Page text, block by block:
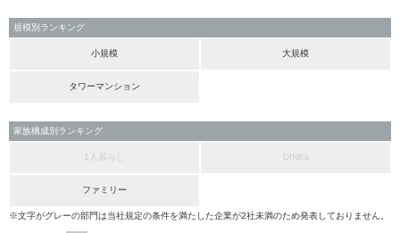
規模別ランキング
小規模 大規模
タワーマンション
家族構成別ランキング
1人暮らし DINKs
ファミリー
※文字がグレーの部門は当社規定の条件を満たした企業が2社未満のため発表しておりません。